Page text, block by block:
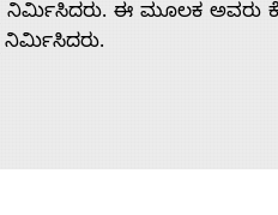
ಈ ಮೂಲಕ ಅವರು
ನಿರ್ಮಿಸಿದರು.